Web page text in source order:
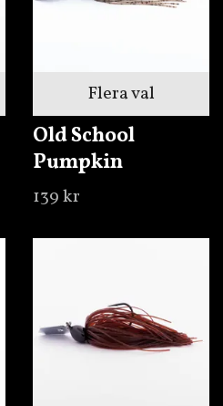
Flera val
Old School
Pumpkin
139 kr